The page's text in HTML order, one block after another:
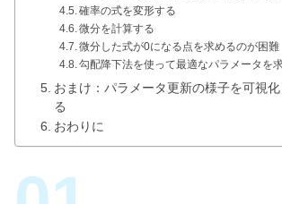
確率の式を変形する
微分を計算する
微分した式が0になる点を求めるのが困難
勾配降下法を使って最適なパラメータを
おまけ：パラメータ更新の様子を可視
る
おわりに